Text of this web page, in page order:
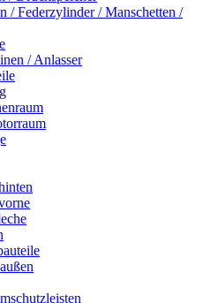
/ Federzylinder / Manschetten /
/ Anlasser